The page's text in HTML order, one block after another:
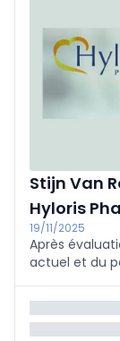
Stijn Van
Hyloris
19/11/2025
Après
actuel et du
décidé de
de direction à